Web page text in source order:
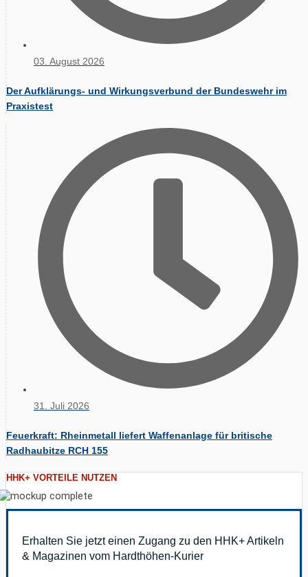
03. August 2026
Der Aufklärungs- und Wirkungsverbund der Bundeswehr im
Praxistest
31. Juli 2026
Feuerkraft: Rheinmetall liefert Waffenanlage für britische
Radhaubitze RCH 155
HHK+ VORTEILE NUTZEN
Erhalten Sie jetzt einen Zugang zu den HHK+ Artikeln
& Magazinen vom Hardthöhen-Kurier